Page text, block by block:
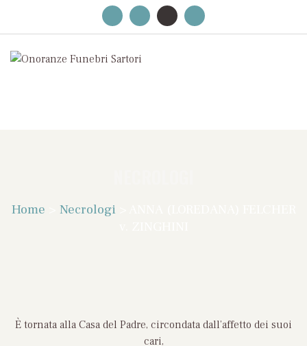
Home Necrologi>
È tornata alla Casa del Padre, circondata dall’affetto dei suoi
cari,